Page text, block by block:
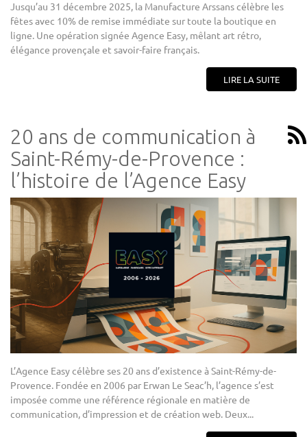
Jusqu’au 31 décembre 2025, la Manufacture Arssans célèbre les
fêtes avec 10% de remise immédiate sur toute la boutique en
ligne. Une opération signée Agence Easy, mêlant art rétro,
élégance provençale et savoir-faire français.
LIRE LA SUITE
20 ans de communication à
Saint-Rémy-de-Provence :
l’histoire de l’Agence Easy
L’Agence Easy célèbre ses 20 ans d’existence à Saint-Rémy-de-
Provence. Fondée en 2006 par Erwan Le Seac’h, l’agence s’est
imposée comme une référence régionale en matière de
communication, d’impression et de création web. Deux...